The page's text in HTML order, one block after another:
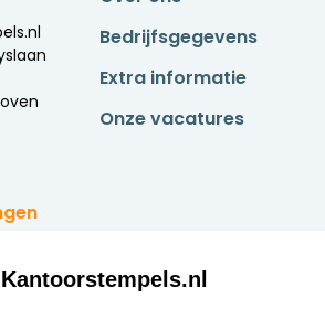
Bedrijfsgegevens
Extra informatie
Onze vacatures
Klantenservice: